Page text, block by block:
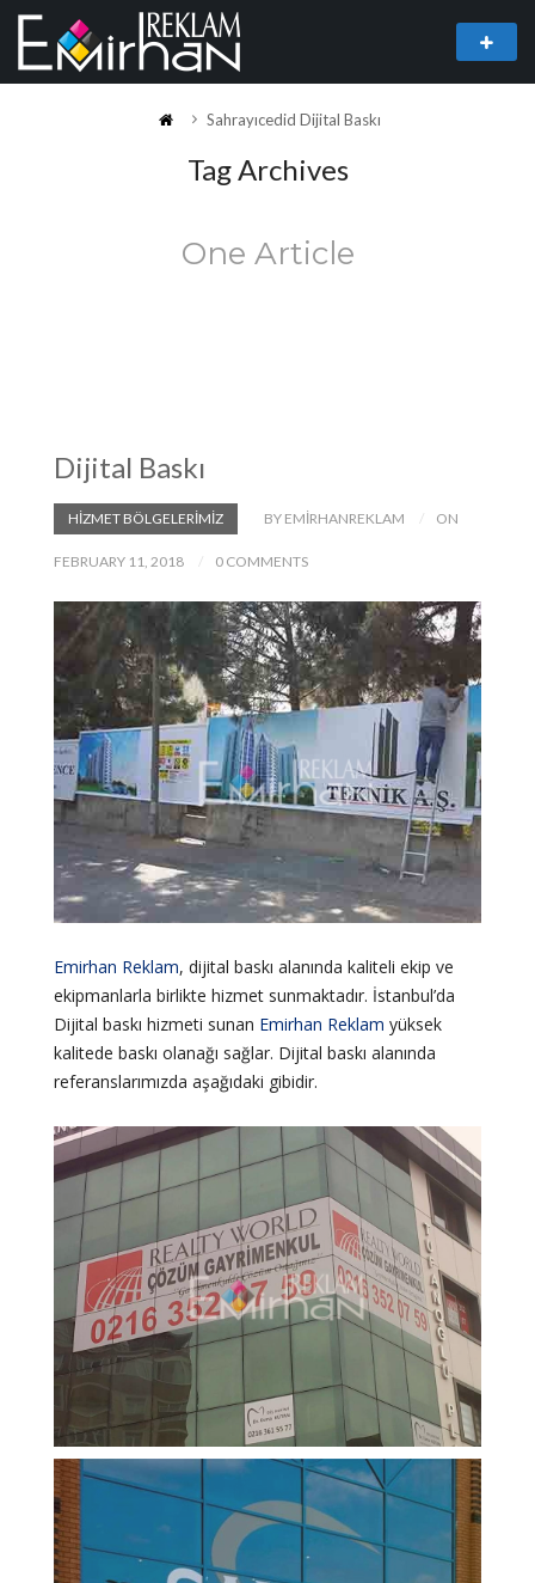
Sahrayıcedid Dijital Baskı
Tag Archives
One Article
Dijital Baskı
HIZMET BÖLGELERIMIZ BY EMIRHANREKLAM ON
FEBRUARY 11, 2018 0 COMMENTS
Emirhan Reklam, dijital baskı alanında kaliteli ekip ve
ekipmanlarla birlikte hizmet sunmaktadır. İstanbul’da
Dijital baskı hizmeti sunan Emirhan Reklam yüksek
kalitede baskı olanağı sağlar. Dijital baskı alanında
referanslarımızda aşağıdaki gibidir.